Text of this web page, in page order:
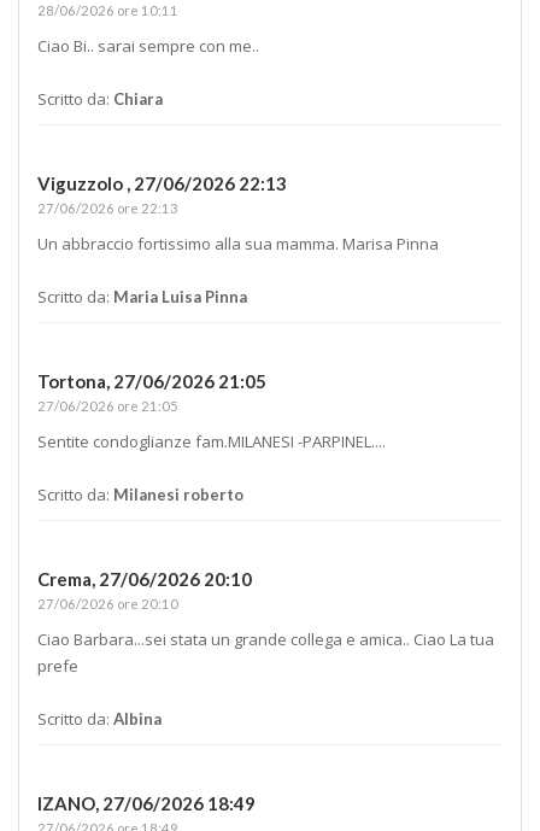
28/06/2026 ore 10:11
Ciao Bi.. sarai sempre con me..
Scritto da: Chiara
Viguzzolo , 27/06/2026 22:13
27/06/2026 ore 22:13
Un abbraccio fortissimo alla sua mamma. Marisa Pinna
Scritto da: Maria Luisa Pinna
Tortona, 27/06/2026 21:05
27/06/2026 ore 21:05
Sentite condoglianze fam.MILANESI -PARPINEL....
Scritto da: Milanesi roberto
Crema, 27/06/2026 20:10
27/06/2026 ore 20:10
Ciao Barbara...sei stata un grande collega e amica.. Ciao La tua
prefe
Scritto da: Albina
IZANO, 27/06/2026 18:49
27/06/2026 ore 18:49